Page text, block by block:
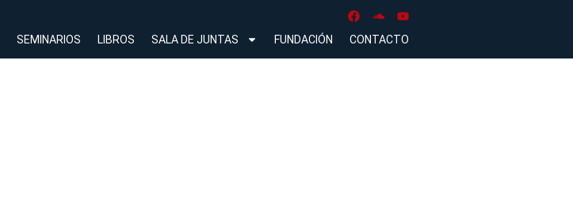
SEMINARIOS LIBROS SALA DE JUNTAS FUNDACIÓN CONTACTO